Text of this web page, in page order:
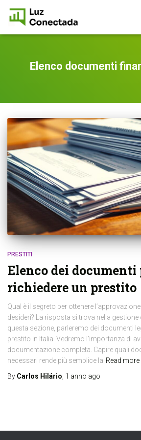
Elenco documenti
PRESTITI
Elenco dei documenti
richiedere un prestito
Qual è il segreto per ottenere
desideri? La risposta si trova nella gestione
questa sezione, parleremo dei documenti
prestito in Italia. Vedremo l’importanza di
documentazione completa. Capire quali
necessari rende più semplice la Read more
By Carlos Hilário 1 anno ago